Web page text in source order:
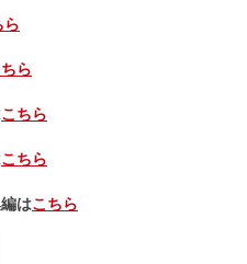
ら
ら
こちら
こちら
はこちら